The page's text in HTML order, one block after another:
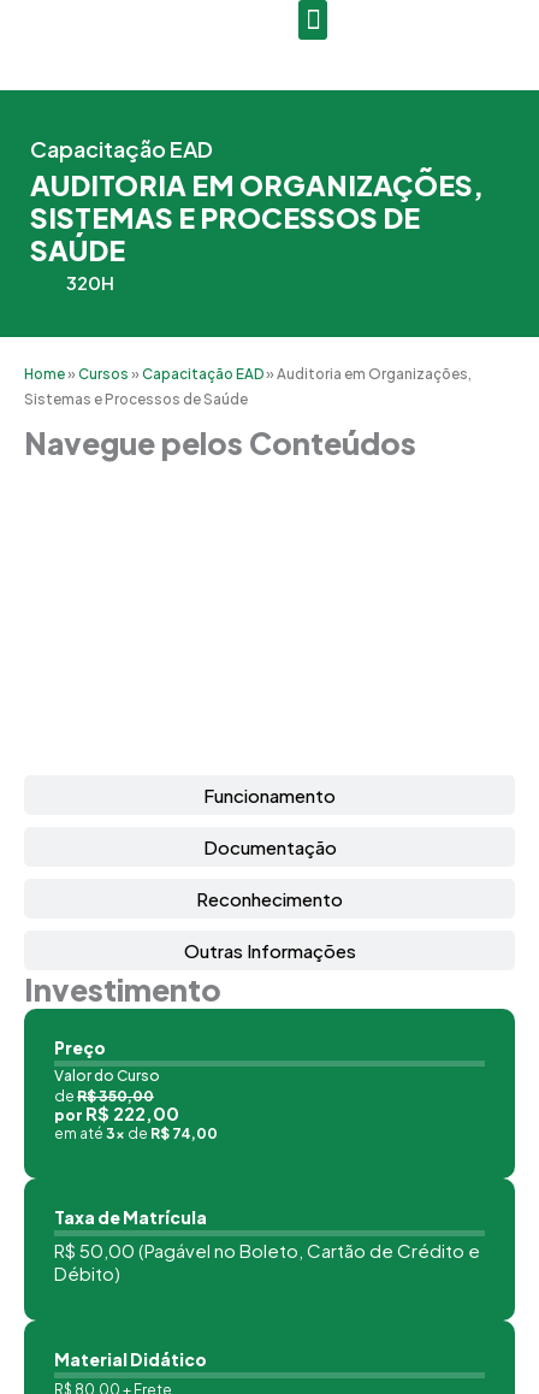
Capacitação EAD
AUDITORIA EM ORGANIZAÇÕES,
SISTEMAS E PROCESSOS DE
SAÚDE
320H
Home»Cursos »Capacitação EAD»Auditoria em Organizações,
Sistemas e Processos de Saúde
Navegue pelos Conteúdos
Funcionamento
Documentação
Reconhecimento
Outras Informações
Investimento
Preço
Valor do Curso
de R$ 350,00
por R$ 222,00
em até 3x de R$ 74,00
Taxa de Matrícula
R$ 50,00 (Pagável no Boleto, Cartão de Crédito e
Débito)
Material Didático
R$ 80,00 + Frete